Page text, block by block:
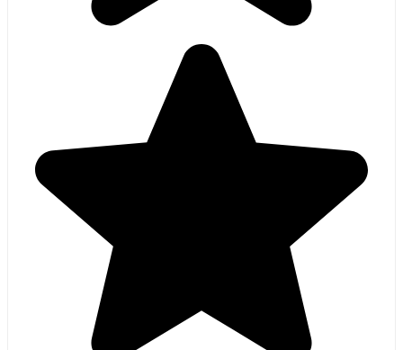
Had een jaar geleden een hordeur gekocht, deze was
kapot gegaan,( niet ernstig touwtje was gebroken).
Maar kreeg gelijk van Luxe Raamdecor te horen dat ze
een nieuwe gingen opsturen. Deze al na een week binnen
gehad. Super service, heel blij dat het zo goed is opgelost.
Een aanrader om er wat te kopen. Ook heel blij met de
mooi afgewerkte hordeuren.
...
Tom van den Brink